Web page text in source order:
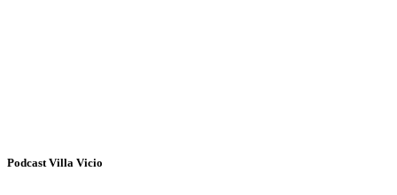
Podcast Villa Vicio